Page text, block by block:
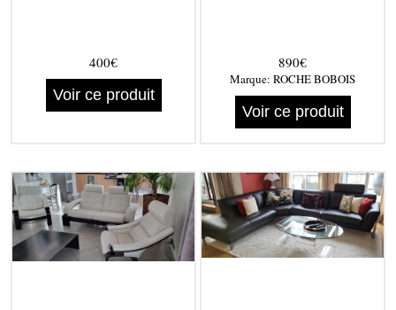
400€
Voir ce produit
890€
Marque: ROCHE BOBOIS
Voir ce produit